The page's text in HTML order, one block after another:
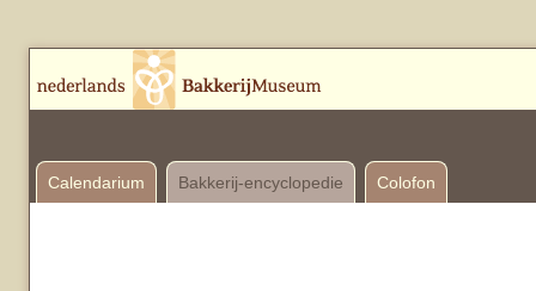
Calendarium Bakkerij-encyclopedie Colofon